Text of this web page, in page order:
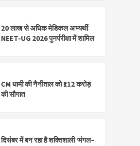
20 लाख से अधिक मेडिकल अभ्यर्थी
NEET-UG 2026 पुनर्परीक्षा में शामिल
CM धामी की नैनीताल को ₹112 करोड़
की सौगात
दिसंबर में बन रहा है शक्तिशाली ‘मंगल–